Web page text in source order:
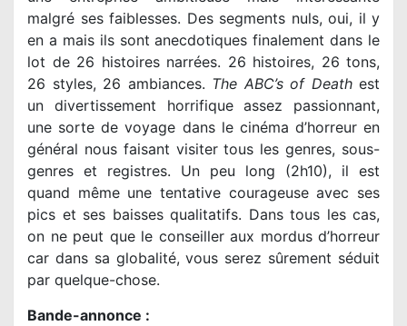
malgré ses faiblesses. Des segments nuls, oui, il y
en a mais ils sont anecdotiques finalement dans le
lot de 26 histoires narrées. 26 histoires, 26 tons,
26 styles, 26 ambiances. The ABC’s of Deathest
un divertissement horrifique assez passionnant,
une sorte de voyage dans le cinéma d’horreur en
général nous faisant visiter tous les genres, sous-
genres et registres. Un peu long (2h10), il est
quand même une tentative courageuse avec ses
pics et ses baisses qualitatifs. Dans tous les cas,
on ne peut que le conseiller aux mordus d’horreur
car dans sa globalité, vous serez sûrement séduit
par quelque-chose.
Bande-annonce :